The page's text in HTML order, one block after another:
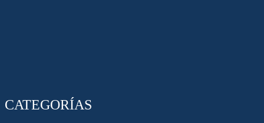
CATEGORÍAS